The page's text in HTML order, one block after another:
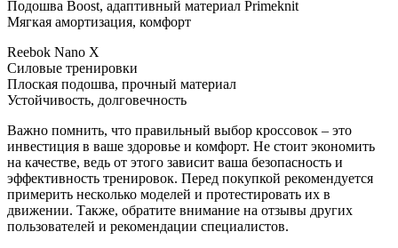
Подошва Boost, адаптивный материал Primeknit
Мягкая амортизация, комфорт
Reebok Nano X
Силовые тренировки
Плоская подошва, прочный материал
Устойчивость, долговечность
Важно помнить, что правильный выбор кроссовок – это
инвестиция в ваше здоровье и комфорт. Не стоит экономить
на качестве, ведь от этого зависит ваша безопасность и
эффективность тренировок. Перед покупкой рекомендуется
примерить несколько моделей и протестировать их в
движении. Также, обратите внимание на отзывы других
пользователей и рекомендации специалистов.